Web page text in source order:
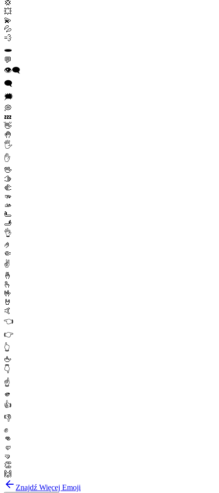
💢
💥
💫
💦
💨
🕳️
💬
👁️‍🗨️
🗨️
🗯️
💭
💤
👋
🤚
🖐️
✋
🖖
🫱
🫲
🫳
🫴
🫷
🫸
👌
🤌
🤏
✌️
🤞
🫰
🤟
🤘
🤙
👈
👉
👆
🖕
👇
☝️
🫵
👍
👎
✊
👊
🤛
🤜
👏
🙌
Znajdź Więcej Emoji